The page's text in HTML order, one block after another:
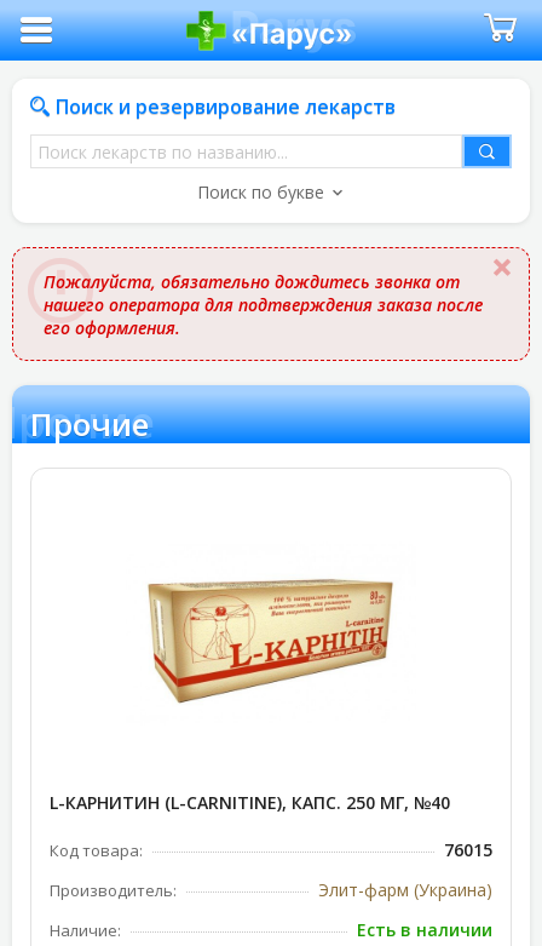
Поиск и резервирование лекарств
Поиск
лекарств
названию
Поиск по букве
Пожалуйста, обязательно дождитесь звонка от
нашего оператора для подтверждения заказа после
его оформления.
Прочие
L-КАРНИТИН (L-CARNITINE), КАПС. 250 МГ, №40
Код товара: 76015
Производитель: Элит-фарм (Украина)
Наличие: Есть в наличии